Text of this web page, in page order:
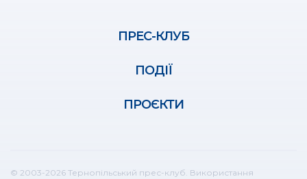
ПРЕС-КЛУБ
ПОДІЇ
ПРОЄКТИ
© 2003-2026 Тернопільський прес-клуб. Використання